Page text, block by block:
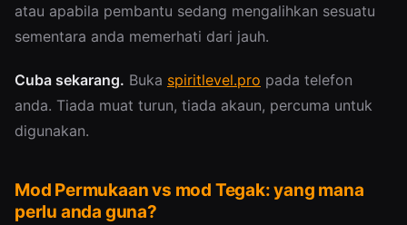
atau apabila pembantu sedang mengalihkan sesuatu
sementara anda memerhati dari jauh.
Cuba sekarang. Buka spiritlevel.pro pada telefon
anda. Tiada muat turun, tiada akaun, percuma untuk
digunakan.
Mod Permukaan vs mod Tegak: yang mana
perlu anda guna?